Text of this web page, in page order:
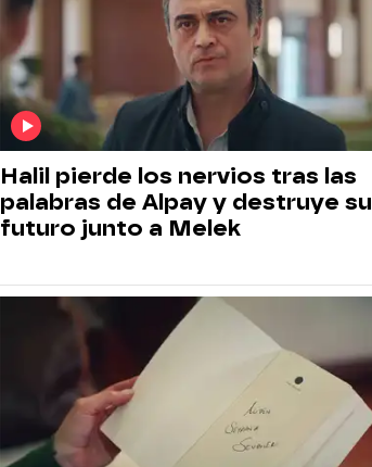
Halil pierde los nervios tras las
palabras de Alpay y destruye su
futuro junto a Melek